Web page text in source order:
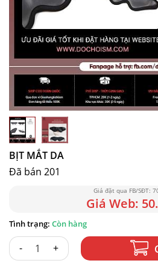
BỊT MẮT DA
Đã bán 201
Còn hàng
BỊT MẮT DA số lượng